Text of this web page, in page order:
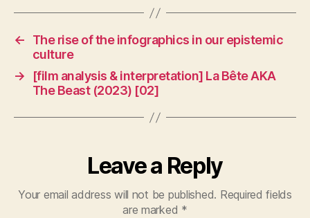
←
The rise of the infographics in our epistemic
culture
→
[film analysis & interpretation] La Bête AKA
The Beast (2023) [02]
Leave a Reply
Your email address will not be published. Required fields
are marked *